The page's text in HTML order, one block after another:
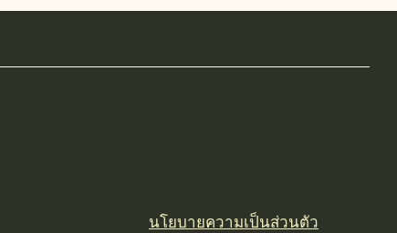
นโยบายความเป็นส่วนตัว